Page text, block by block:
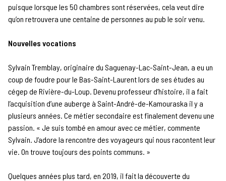
puisque lorsque les 50 chambres sont réservées, cela veut dire
qu’on retrouvera une centaine de personnes au pub le soir venu.
Nouvelles vocations
Sylvain Tremblay, originaire du Saguenay-Lac-Saint-Jean, a eu un
coup de foudre pour le Bas-Saint-Laurent lors de ses études au
cégep de Rivière-du-Loup. Devenu professeur d’histoire, il a fait
l’acquisition d’une auberge à Saint-André-de-Kamouraska il y a
plusieurs années. Ce métier secondaire est finalement devenu une
passion. « Je suis tombé en amour avec ce métier, commente
Sylvain. J’adore la rencontre des voyageurs qui nous racontent leur
vie. On trouve toujours des points communs. »
Quelques années plus tard, en 2019, il fait la découverte du